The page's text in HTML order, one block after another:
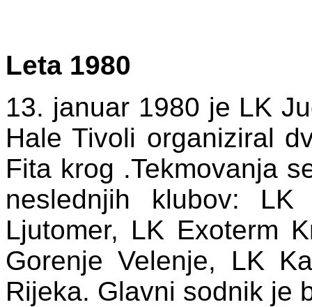
Leta 1980
13. januar 1980 je LK
Hale Tivoli organiziral
Fita krog .Tekmovanja
neslednjih klubov:
Ljutomer, LK Exoterm
Gorenje Velenje, LK
Rijeka. Glavni sodnik je